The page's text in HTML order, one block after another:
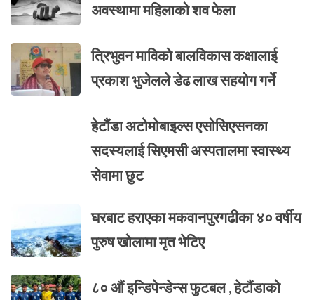
अवस्थामा महिलाको शव फेला
त्रिभुवन माविको बालविकास कक्षालाई
प्रकाश भुजेलले डेढ लाख सहयोग गर्ने
हेटौंडा अटोमोबाइल्स एसोसिएसनका
सदस्यलाई सिएमसी अस्पतालमा स्वास्थ्य
सेवामा छुट
घरबाट हराएका मकवानपुरगढीका ४० वर्षीय
पुरुष खोलामा मृत भेटिए
८० औं इन्डिपेन्डेन्स फुटबल , हेटौंडाको